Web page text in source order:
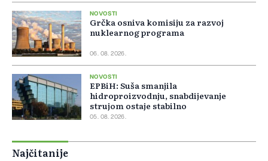
NOVOSTI
Grčka osniva komisiju za razvoj
nuklearnog programa
06. 08. 2026.
NOVOSTI
EPBiH: Suša smanjila
hidroproizvodnju, snabdijevanje
strujom ostaje stabilno
05. 08. 2026.
Najčitanije